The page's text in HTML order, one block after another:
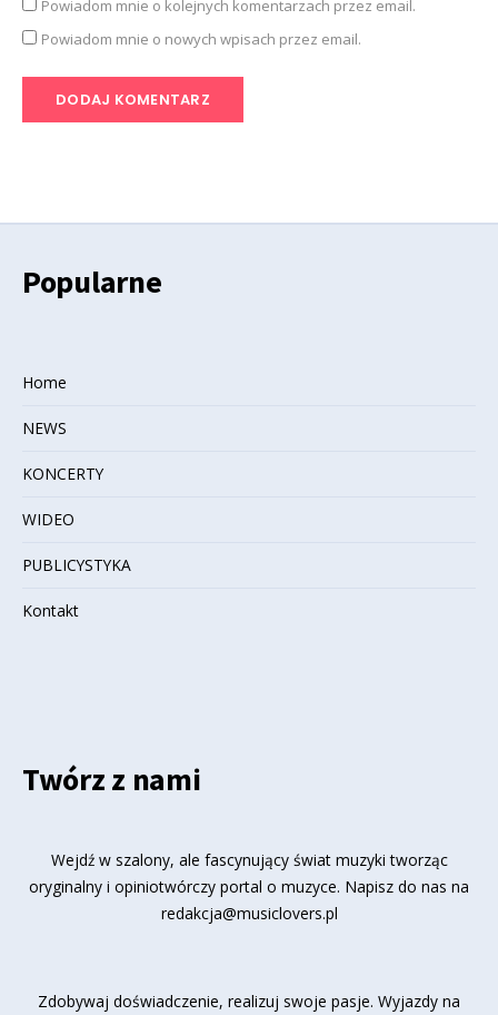
Powiadom mnie o kolejnych komentarzach przez email.
Powiadom mnie o nowych wpisach przez email.
Popularne
Home
NEWS
KONCERTY
WIDEO
PUBLICYSTYKA
Kontakt
Twórz z nami
Wejdź w szalony, ale fascynujący świat muzyki tworząc
oryginalny i opiniotwórczy portal o muzyce. Napisz do nas na
redakcja@musiclovers.pl
Zdobywaj doświadczenie, realizuj swoje pasje. Wyjazdy na